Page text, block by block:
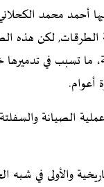
أحمد محمد
الطرقات, لكن هذه
ما تسبب في
أعوام.
الصيانة
والأولى في شبه